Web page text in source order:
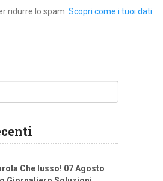
ridurre lo spam. Scopri come i tuoi dati
Che lusso! 07 Agosto